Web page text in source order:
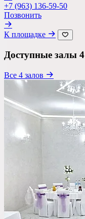
Лофт
Веранда / Шатер
Бюджет на персону
Важные условия
Со сценой
Со своим алкоголем
+7 (963) 136-59-50
Позвонить
К площадке
Доступные залы 4
Все 4 залов